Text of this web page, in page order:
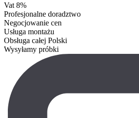
Vat 8%
Profesjonalne doradztwo
Negocjowanie cen
Usługa montażu
Obsługa całej Polski
Wysyłamy próbki